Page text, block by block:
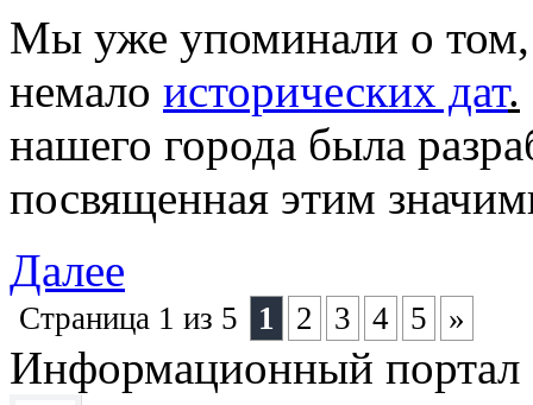
Мы уже упоминали о
немало исторических дат.
нашего города была
посвященная этим
Далее
Страница 1 из 5 1 2 3 4 5 »
Информационный портал